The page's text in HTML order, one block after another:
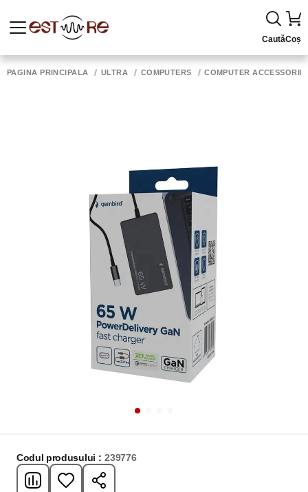
CautăCoș
PAGINA PRINCIPALĂ ULTRA COMPUTERS COMPUTER
Codul produsului : 239776